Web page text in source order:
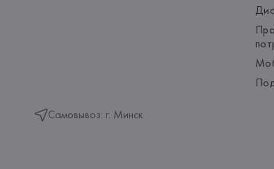
Самовывоз: г. Минск